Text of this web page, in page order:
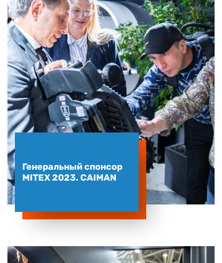
Генеральный спонсор
MITEX 2023. CAIMAN